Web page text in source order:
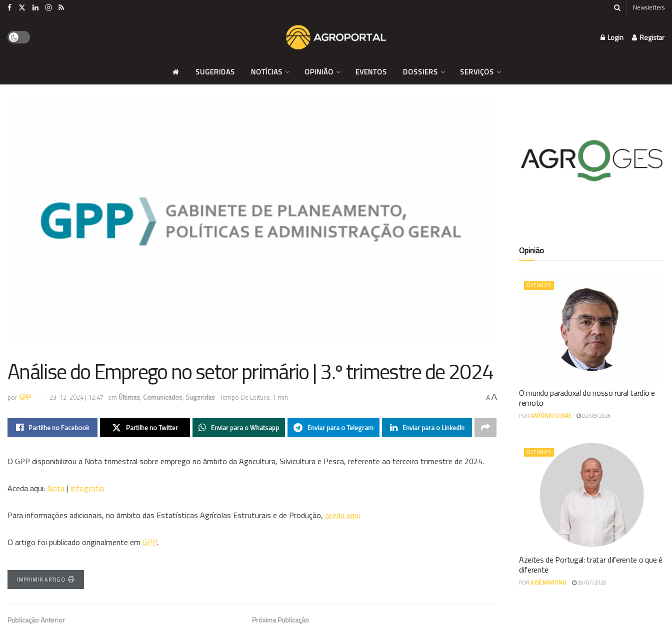
Newsletters
Login Registar
SUGERIDAS NOTÍCIAS OPINIÃO EVENTOS DOSSIERS SERVIÇOS
Análise do Emprego no setor primário | 3.º trimestre de 2024
por GPP 23-12-2024 | 12:47 em Últimas, Comunicados, Sugeridas Tempo De Leitura: 1 min AA
Partilhe no Facebook Partilhe no Twitter Enviar para o Whatsapp Enviar para o Telegram Enviar para o LinkedIn
O GPP disponibilizou a Nota trimestral sobre emprego no âmbito da Agricultura, Silvicultura e Pesca, referente ao terceiro trimestre de 2024.
Aceda aqui: Nota| Infografia
Para informações adicionais, no âmbito das Estatísticas Agrícolas Estruturais e de Produção, aceda aqui
O artigo foi publicado originalmente em GPP.
IMPRIMIR ARTIGO
Publicação Anterior Próxima Publicação
Opinião
ÚLTIMAS
O mundo paradoxal do nosso rural tardio e
remoto
PORANTÓNIO COVAS 02/08/2026
ÚLTIMAS
Azeites de Portugal: tratar diferente o que é
diferente
PORJOSÉ MARTINO 26/07/2026